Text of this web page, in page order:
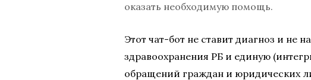
оказать необходимую помощь.
Этот чат-бот не ставит диагноз и не
здравоохранения РБ и единую
обращений граждан и юридических